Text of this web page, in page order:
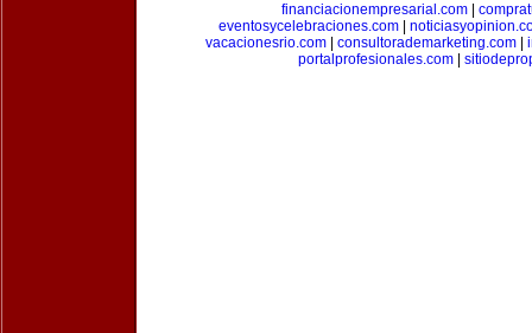
financiacionempresarial.com|
eventosycelebraciones.com|
vacacionesrio.com
consultorademarketing.com
portalprofesionales.com|